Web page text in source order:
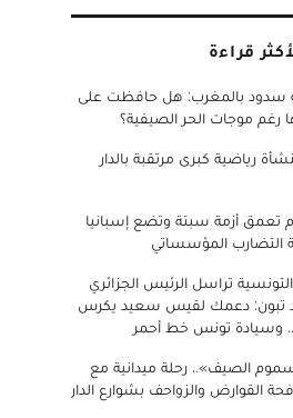
قراءة
سدود بالمغرب: هل حافظت على
رغم موجات الحر الصيفية؟
رياضية كبرى مرتقبة بالدار
تعمق أزمة سبتة وتضع إسبانيا
التضارب المؤسساتي
تراسل الرئيس الجزائري
تبون: دعمك لقيس سعيد يكرس
وسيادة تونس خط أحمر
الصيف».. رحلة ميدانية مع
القوارض والزواحف بشوارع الدار